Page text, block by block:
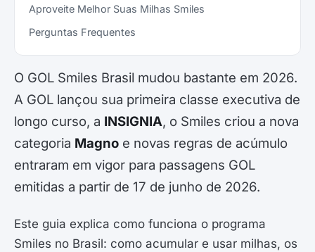
Aproveite Melhor Suas Milhas Smiles
Perguntas Frequentes
O GOL Smiles Brasil mudou bastante em 2026.
A GOL lançou sua primeira classe executiva de
longo curso, a INSIGNIA, o Smiles criou a nova
categoria Magno e novas regras de acúmulo
entraram em vigor para passagens GOL
emitidas a partir de 17 de junho de 2026.
Este guia explica como funciona o programa
Smiles no Brasil: como acumular e usar milhas, os